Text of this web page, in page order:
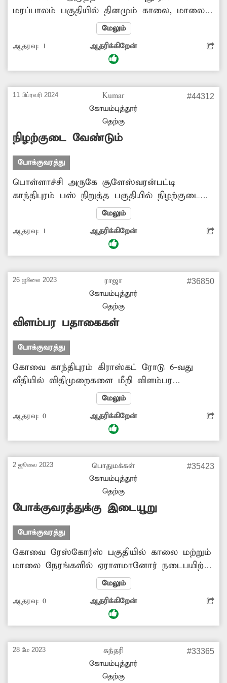
மரப்பாலம் பகுதியில் தினமும் காலை, மாலை
நேரங்களில் கடும் போக்குவரத்து நெரிசல்
நிலவுகிறது. இதன் காரணமாக அந்த வழியாக
செல்லும் வாகன ஓட்டிகள் கடும்
அவதிப்படுகிறார்கள். சில நேரங்களில் சிறு சிறு
ஓட்டிகளிடையே தகராறு ஏற்படுகிறது. எனவே
அந்த சாலையில் போக்குவரத்து நெரிசலை
தவிர்க்க சம்பந்தப்பட்ட துறை அதிகாரிகள் உரிய
நடவடிக்கை எடுக்க வேண்டும்.
மேலும்
ஆதரவு: 1 ஆதரிக்கிறேன்
11 பிப்ரவரி 2024
Kumar
கோயம்புத்தூர்
தெற்கு
#44312
நிழற்குடை வேண்டும்
போக்குவரத்து
ெபாள்ளாச்சி அருகே சூளேஸ்வரன்பட்டி
காந்திபுரம் பஸ் நிறுத்த பகுதியில் நிழற்குடை
இல்லை. இதனால் அங்கு பஸ் ஏற வரும்
பயணிகள் மழையிலும், வெயிலிலும் திறந்த
வெளியில் காத்திருக்க வேண்டிய நிலை
உள்ளது. அதுவும், கைக்குழந்தையுடன் நிற்கும்
அவதியை சொல்லி மாளாது. எனவே அவர்களது
அவதி தீர அந்த பஸ் நிறுத்த பகுதியில்
நிழற்குடை அமைத்து தர வேண்டும்.
மேலும்
ஆதரவு: 1 ஆதரிக்கிறேன்
26 ஜூலை 2023
ராஜா
கோயம்புத்தூர்
தெற்கு
#36850
விளம்பர பதாகைகள்
போக்குவரத்து
கோவை காந்திபுரம் கிராஸ்கட் ரோடு 6-வது
வீதியில் விதிமுறைகளை மீறி விளம்பர
பதாகைகளை வைத்து உள்ளனர். சமீபத்தில்
வீசிய சூறாவளி காற்றுக்கு தாக்குப்பிடிக்க
முடியாமல், ஒரு விளம்பர பதாகை கீழே
சாய்ந்து விழுந்தது. அந்த சமயத்தில் அருகில்
ஏற்படவில்லை. எனினும் அந்த வழியாக
செல்லும் பொதுமக்களிடையே அச்சம் ஏற்பட்டு
உள்ளது. எனவே விதிமுறைகளை மீறி
வைத்துள்ள விளம்பர பதாகைகளை உடனடியாக
அகற்ற வேண்டும்.
மேலும்
ஆதரவு: 0 ஆதரிக்கிறேன்
2 ஜூலை 2023
பொதுமக்கள்
கோயம்புத்தூர்
தெற்கு
#35423
போக்குவரத்துக்கு இடையூறு
போக்குவரத்து
கோவை ரேஸ்கோர்ஸ் பகுதியில் காலை மற்றும்
மாலை நேரங்களில் ஏராளமானோர் நடைபயிற்சி
மேற்கொண்டு வருகின்றனர். இவர்களில் சிலர்,
தங்களது வாகனங்களை அங்குள்ள
நடைபாதைக்கு அருகில் உள்ள
சாலையோரத்தில் வரிசையாக நிறுத்திவிட்டு
போக்குவரத்துக்கு இடையூறு ஏற்படுகிறது.
மேலும் பாதசாரிகள் சாலையின் நடுவில் நடக்க
வேண்டியுள்ளதால், அவர்கள் விபத்தில் சிக்கும்
மேலும்
ஆதரவு: 0 ஆதரிக்கிறேன்
28 மே 2023
சுந்தரி
கோயம்புத்தூர்
தெற்கு
#33365